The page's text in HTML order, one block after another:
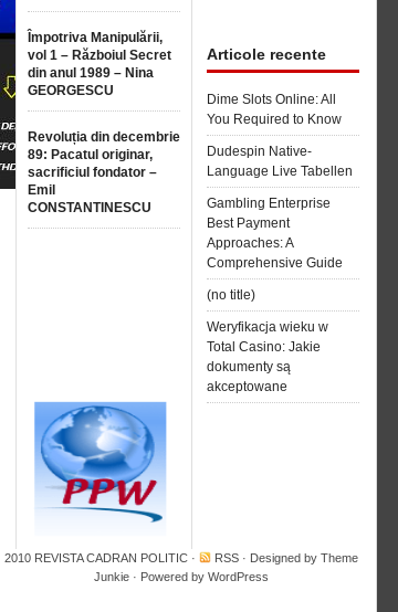
Împotriva Manipulării,
vol 1 – Războiul Secret
din anul 1989 – Nina
GEORGESCU
Revoluția din decembrie
89: Pacatul originar,
sacrificiul fondator –
Emil
CONSTANTINESCU
Articole recente
Dime Slots Online: All
You Required to Know
Dudespin Native-
Language Live Tabellen
Gambling Enterprise
Best Payment
Approaches: A
Comprehensive Guide
(no title)
Weryfikacja wieku w
Total Casino: Jakie
dokumenty są
akceptowane
2010 REVISTA CADRAN POLITIC · RSS · Designed by Theme
Junkie · Powered by WordPress